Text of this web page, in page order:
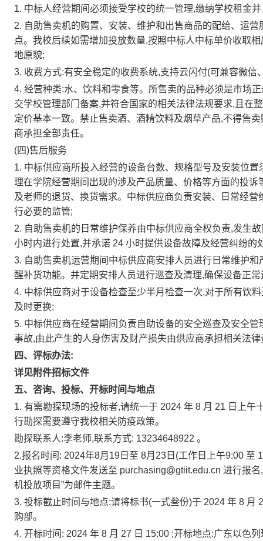
1. 中标人经营期间必须接受学校的统一管理,缴纳学校租金
2. 自助售卖机的购置、安装、维护和出售商品的配给、运
点。我校后续如需增加投放数量,按照中标人中标单价收取
地原貌;
3. 收费方式:有安全稳定的收费系统,支持云闪付(可兼容微信
4. 经营种类:水、饮料和零食等。所售卖的品种必须是市场
交学校管理部门备案,并符合国家的相关法律法规要求,且在
定价基本一致。禁止售卖酒、酒精饮料及烟草产品,不得售
商承担全部责任。
(四)售后服务
1. 中标供应商所投入经营的设备台数、规格型号及安装位
理在学院经营期间出现的涉及产品质量、价格等方面的投
及老师的退货、换货需求。中标供应商负责安装、日常经营
行必要的监管;
2. 自助售卖机的日常维护保养由中标供应商全权负责,发生
小时内进行处置,并承诺 24 小时提供设备故障及经营纠纷的
3. 自助售卖机运营期间中标供应商安排人员进行日常维护
醒补货功能。并定期安排人员进行巡查及清理,确保设备正
4. 中标供应商对于设备检查至少半月检查一次,对于所有饮
及时更换;
5. 中标供应商在经营期间负责自助设备的安全巡查及安全
事故,由此产生的人身伤害及财产损失由供应商承担相关法律
四、评标办法:
详见附件招标文件
五、咨询、投标、开标时间与地点
1. 有需勘探现场的投标者,请统一于 2024 年 8 月 21 日上午
行勘探需要遵守我校相关防疫政策。
勘探联系人:李老师,联系方式: 13234648922 。
2.报名时间: 2024年8月19日至 8月23日(工作日上午9:00
业执照等资格文件发送至 purchasing@gtiit.edu.cn 进行报名
机投放项目”为邮件主题。
3. 投标截止时间与地点:请将标书(一式叁份)于 2024 年 8 月
购部。
4. 开标时间: 2024 年 8 月 27 日 15:00 ;开标地点:广东以色